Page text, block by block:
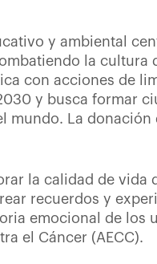
y ambiental
la cultura
con acciones de
y busca formar
La donación
la calidad de vida
recuerdos y
emocional de los
el Cáncer (AECC).